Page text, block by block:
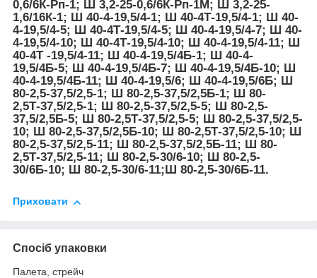
0,6/6К-Рп-1; Ш 3,2-25-0,6/6К-Рп-1М; Ш 3,2-25-
1,6/16К-1; Ш 40-4-19,5/4-1; Ш 40-4Т-19,5/4-1; Ш 40-
4-19,5/4-5; Ш 40-4Т-19,5/4-5; Ш 40-4-19,5/4-7; Ш 40-
4-19,5/4-10; Ш 40-4Т-19,5/4-10; Ш 40-4-19,5/4-11; Ш
40-4Т -19,5/4-11; Ш 40-4-19,5/4Б-1; Ш 40-4-
19,5/4Б-5; Ш 40-4-19,5/4Б-7; Ш 40-4-19,5/4Б-10; Ш
40-4-19,5/4Б-11; Ш 40-4-19,5/6; Ш 40-4-19,5/6Б; Ш
80-2,5-37,5/2,5-1; Ш 80-2,5-37,5/2,5Б-1; Ш 80-
2,5Т-37,5/2,5-1; Ш 80-2,5-37,5/2,5-5; Ш 80-2,5-
37,5/2,5Б-5; Ш 80-2,5Т-37,5/2,5-5; Ш 80-2,5-37,5/2,5-
10; Ш 80-2,5-37,5/2,5Б-10; Ш 80-2,5Т-37,5/2,5-10; Ш
80-2,5-37,5/2,5-11; Ш 80-2,5-37,5/2,5Б-11; Ш 80-
2,5Т-37,5/2,5-11; Ш 80-2,5-30/6-10; Ш 80-2,5-
30/6Б-10; Ш 80-2,5-30/6-11;Ш 80-2,5-30/6Б-11.
Приховати
Спосіб упаковки
Палета, стрейч